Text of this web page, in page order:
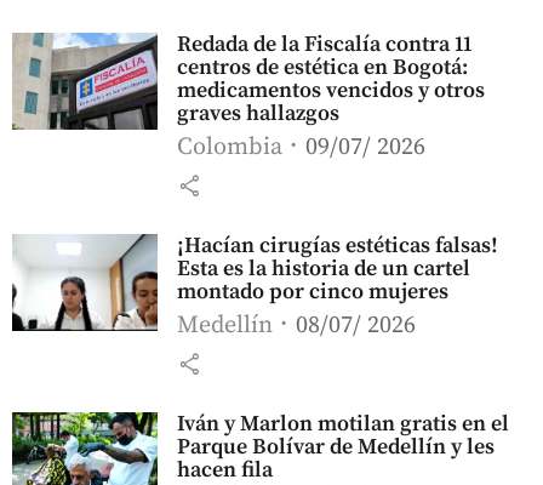
Redada de la Fiscalía contra 11
centros de estética en Bogotá:
medicamentos vencidos y otros
graves hallazgos
Colombia 09/07/ 2026
share
¡Hacían cirugías estéticas falsas!
Esta es la historia de un cartel
montado por cinco mujeres
Medellín 08/07/ 2026
share
Iván y Marlon motilan gratis en el
Parque Bolívar de Medellín y les
hacen fila